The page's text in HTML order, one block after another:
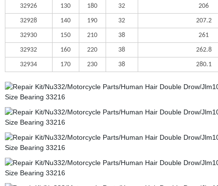
32926
130 180 32
206
32928
140 190 32
207.2
32930
150 210 38
261
32932
160 220 38
262.8
32934
170 230 38 280.1